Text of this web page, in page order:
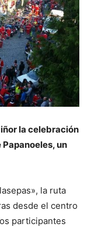
la celebración
un
la ruta
desde el centro
participantes